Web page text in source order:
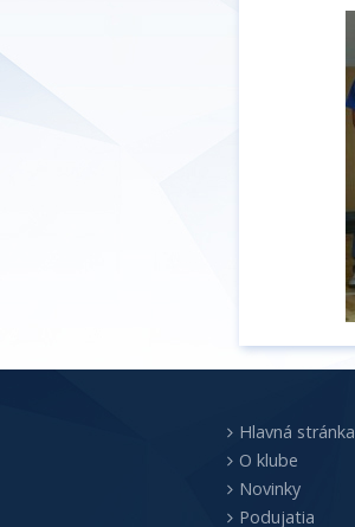
Hlavná stránka
O klube
Novinky
Podujatia